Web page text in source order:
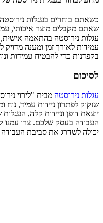
כשאתם בוחרים בעגלות
שאתם מקבלים מוצר איכותי,
עגלות נירוסטה בהתאמה
עמידות לאורך זמן ומענה
בקפדנות כדי להבטיח עמידות
לסיכום
עגלות נירוסטה מבית "לירוי
שזקוק לפתרון ניידות עמיד,
יוצאת דופן וניידות קלה,
העבודה בעסק שלכם. צרו עמנו
יכולה לשדרג את סביבת